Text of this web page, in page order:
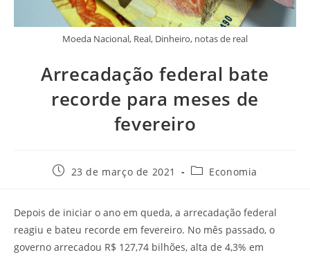
Moeda Nacional, Real, Dinheiro, notas de real
Arrecadação federal bate
recorde para meses de
fevereiro
23 de março de 2021 Economia
Depois de iniciar o ano em queda, a arrecadação federal
reagiu e bateu recorde em fevereiro. No mês passado, o
governo arrecadou R$ 127,74 bilhões, alta de 4,3% em